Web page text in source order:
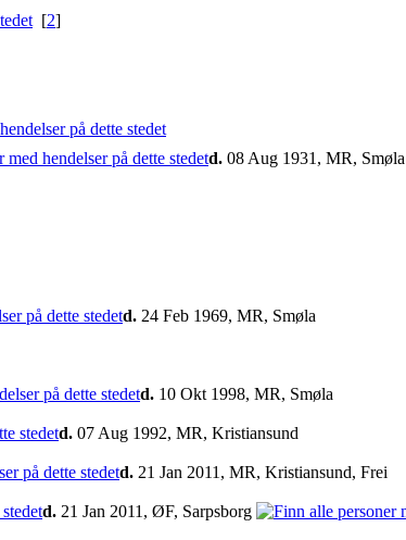
[2]
d. 08 Aug 1931, MR, Smøla
d. 24 Feb 1969, MR, Smøla
d. 10 Okt 1998, MR, Smøla
d. 07 Aug 1992, MR, Kristiansund
d. 21 Jan 2011, MR, Kristiansund, Frei
d. 21 Jan 2011, ØF, Sarpsborg